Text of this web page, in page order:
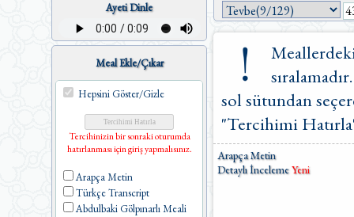
Ayeti Dinle
Meal Ekle/Çıkar
Hepsini Göster/Gizle
Tercihinizin bir sonraki oturumda
hatırlanması için giriş yapmalısınız.
Arapça Metin
Türkçe Transcript
Abdulbaki Gölpınarlı Meali
sol sütundan
"Tercihimi
Arapça Metin
Detaylı İncelemeYeni